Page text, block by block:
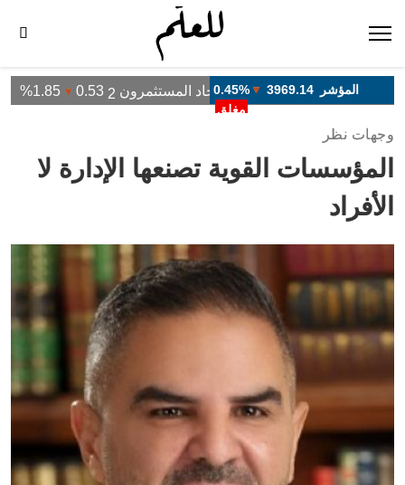
وجهات نظر
المؤسسات القوية تصنعها الإدارة لا
الأفراد